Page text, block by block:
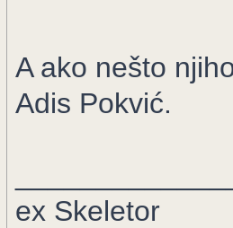
A ako nešto
Adis Pokvić.
ex Skeletor